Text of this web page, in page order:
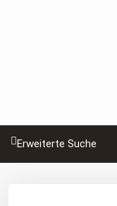
Erweiterte Suche